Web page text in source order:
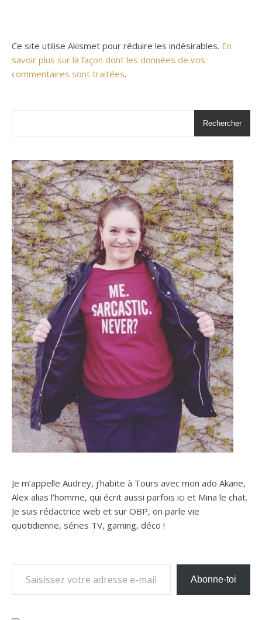
Ce site utilise Akismet pour réduire les indésirables. En
savoir plus sur la façon dont les données de vos
commentaires sont traitées.
Rechercher
Je m’appelle Audrey, j’habite à Tours avec mon ado Akane,
Alex alias l’homme, qui écrit aussi parfois ici et Mina le chat.
Je suis rédactrice web et sur OBP, on parle vie
quotidienne, séries TV, gaming, déco !
Abonne-toi